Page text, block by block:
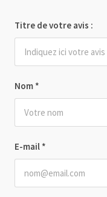
Nom *
E-mail *
Titre de votre avis :